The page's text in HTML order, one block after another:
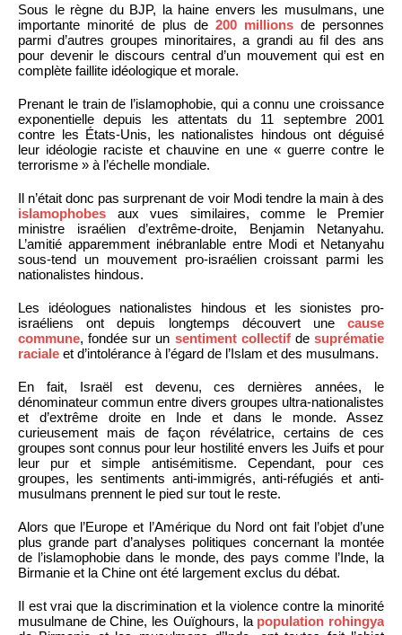
Sous le règne du BJP, la haine envers les musulmans, une
importante minorité de plus de 200 millions de personnes
parmi d’autres groupes minoritaires, a grandi au fil des ans
pour devenir le discours central d’un mouvement qui est en
complète faillite idéologique et morale.
Prenant le train de l’islamophobie, qui a connu une croissance
exponentielle depuis les attentats du 11 septembre 2001
contre les États-Unis, les nationalistes hindous ont déguisé
leur idéologie raciste et chauvine en une « guerre contre le
terrorisme » à l’échelle mondiale.
Il n’était donc pas surprenant de voir Modi tendre la main à des
islamophobes aux vues similaires, comme le Premier
ministre israélien d’extrême-droite, Benjamin Netanyahu.
L’amitié apparemment inébranlable entre Modi et Netanyahu
sous-tend un mouvement pro-israélien croissant parmi les
nationalistes hindous.
Les idéologues nationalistes hindous et les sionistes pro-
israéliens ont depuis longtemps découvert une cause
commune, fondée sur un sentiment collectifdesuprématie
raciale et d’intolérance à l’égard de l’Islam et des musulmans.
En fait, Israël est devenu, ces dernières années, le
dénominateur commun entre divers groupes ultra-nationalistes
et d’extrême droite en Inde et dans le monde. Assez
curieusement mais de façon révélatrice, certains de ces
groupes sont connus pour leur hostilité envers les Juifs et pour
leur pur et simple antisémitisme. Cependant, pour ces
groupes, les sentiments anti-immigrés, anti-réfugiés et anti-
musulmans prennent le pied sur tout le reste.
Alors que l’Europe et l’Amérique du Nord ont fait l’objet d’une
plus grande part d’analyses politiques concernant la montée
de l’islamophobie dans le monde, des pays comme l’Inde, la
Birmanie et la Chine ont été largement exclus du débat.
Il est vrai que la discrimination et la violence contre la minorité
musulmane de Chine, les Ouïghours, la population rohingya